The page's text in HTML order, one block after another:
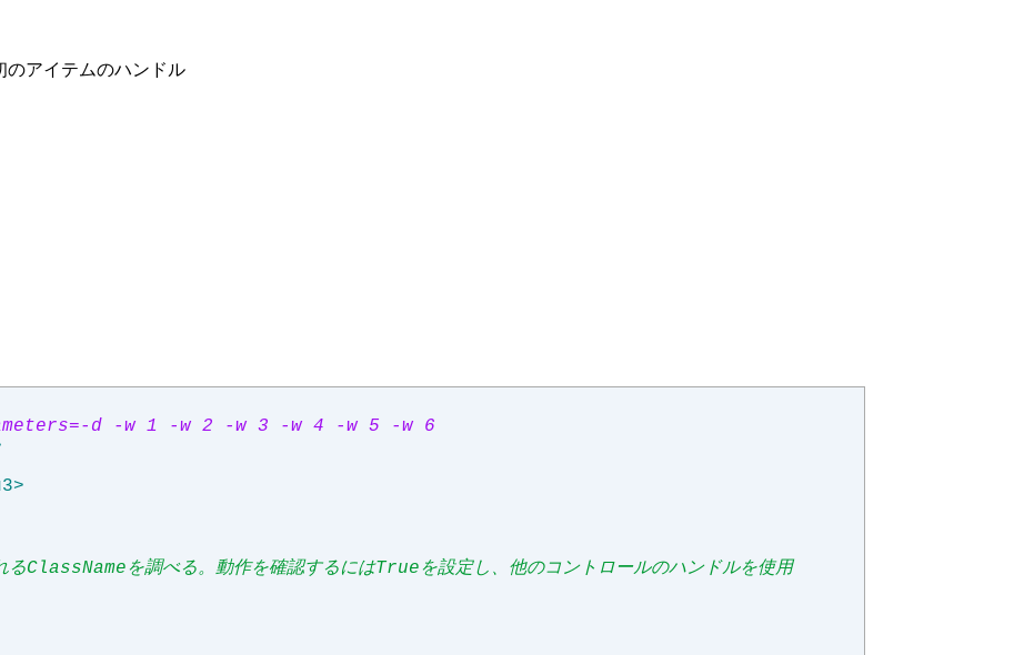
のアイテムのハンドル
d -w 1 -w 2 -w 3 -w 4 -w 5 -w 6
ClassNameを調べる。動作を確認するにはTrueを設定し、他のコントロールのハンドルを使用